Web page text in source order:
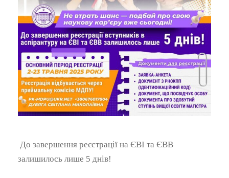
До завершення реєстрації на ЄВІ та ЄВВ
залишилось лише 5 днів!